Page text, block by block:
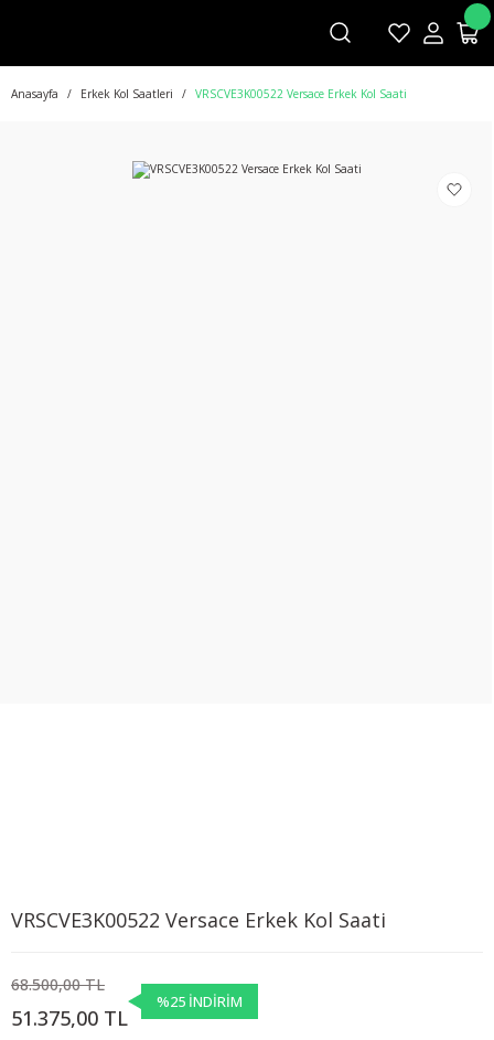
Anasayfa Erkek Kol Saatleri VRSCVE3K00522 Versace Erkek Kol Saati
VRSCVE3K00522 Versace Erkek Kol Saati
68.500,00 TL
51.375,00 TL
%25 İNDİRİM